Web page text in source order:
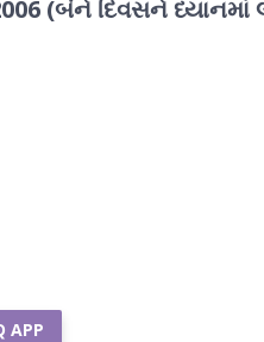
(બંને દિવસને ધ્યાનમાં
APP